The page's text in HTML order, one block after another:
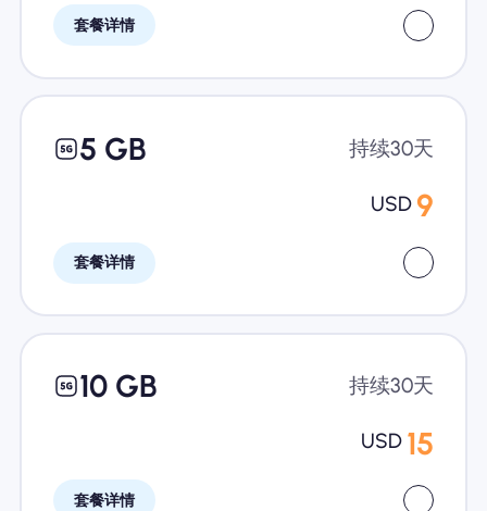
套餐详情
5 GB 持续30天
USD 9
套餐详情
10 GB 持续30天
USD 15
套餐详情